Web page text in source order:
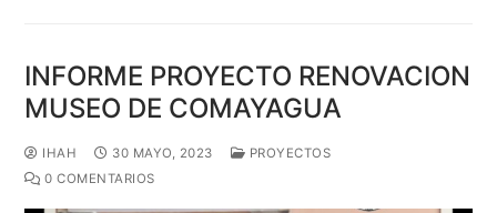
INFORME PROYECTO RENOVACION
MUSEO DE COMAYAGUA
IHAH 30 MAYO, 2023
PROYECTOS
0 COMENTARIOS